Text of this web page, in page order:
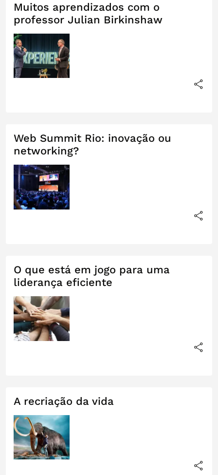
Muitos aprendizados com o
professor Julian Birkinshaw
Web Summit Rio: inovação ou
networking?
O que está em jogo para uma
liderança eficiente
A recriação da vida